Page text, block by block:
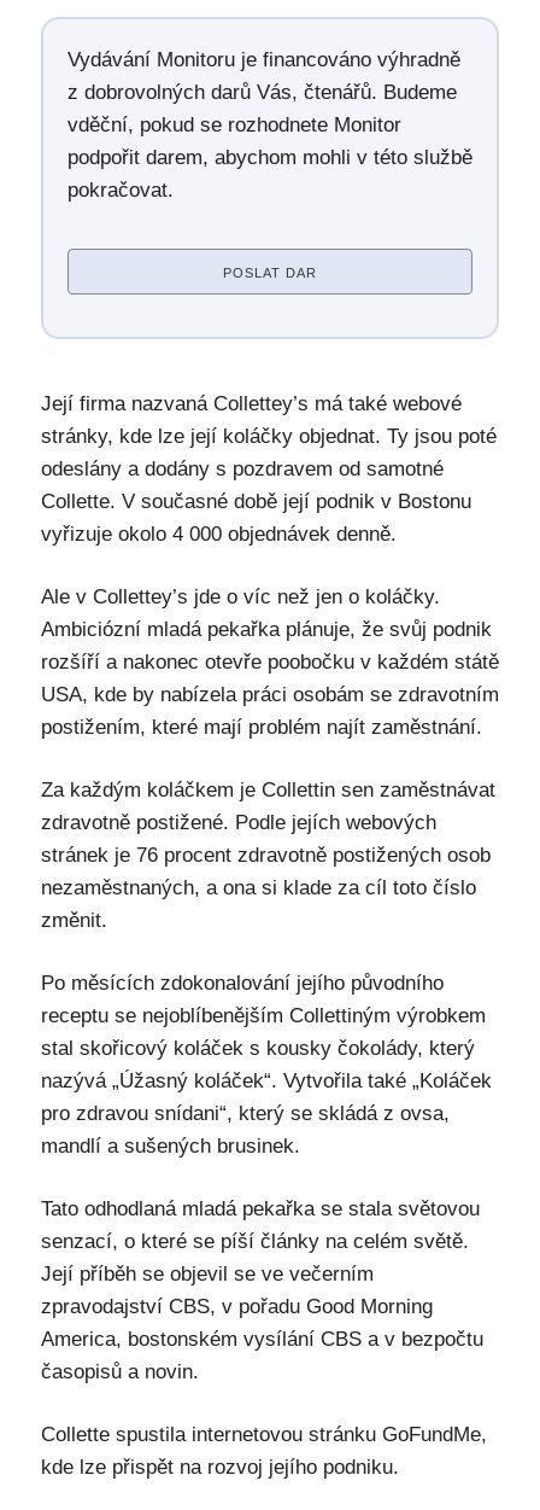
Vydávání Monitoru je financováno výhradně
z dobrovolných darů Vás, čtenářů. Budeme
vděční, pokud se rozhodnete Monitor
podpořit darem, abychom mohli v této službě
pokračovat.
POSLAT DAR
Její firma nazvaná Collettey’s má také webové
stránky, kde lze její koláčky objednat. Ty jsou poté
odeslány a dodány s pozdravem od samotné
Collette. V současné době její podnik v Bostonu
vyřizuje okolo 4 000 objednávek denně.
Ale v Collettey’s jde o víc než jen o koláčky.
Ambiciózní mladá pekařka plánuje, že svůj podnik
rozšíří a nakonec otevře poobočku v každém státě
USA, kde by nabízela práci osobám se zdravotním
postižením, které mají problém najít zaměstnání.
Za každým koláčkem je Collettin sen zaměstnávat
zdravotně postižené. Podle jejích webových
stránek je 76 procent zdravotně postižených osob
nezaměstnaných, a ona si klade za cíl toto číslo
změnit.
Po měsících zdokonalování jejího původního
receptu se nejoblíbenějším Collettiným výrobkem
stal skořicový koláček s kousky čokolády, který
nazývá „Úžasný koláček“. Vytvořila také „Koláček
pro zdravou snídani“, který se skládá z ovsa,
mandlí a sušených brusinek.
Tato odhodlaná mladá pekařka se stala světovou
senzací, o které se píší články na celém světě.
Její příběh se objevil se ve večerním
zpravodajství CBS, v pořadu Good Morning
America, bostonském vysílání CBS a v bezpočtu
časopisů a novin.
Collette spustila internetovou stránku GoFundMe,
kde lze přispět na rozvoj jejího podniku.